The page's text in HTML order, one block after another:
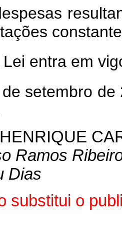
Lei entra em
setembro de
Ramos
Dias
substitui o